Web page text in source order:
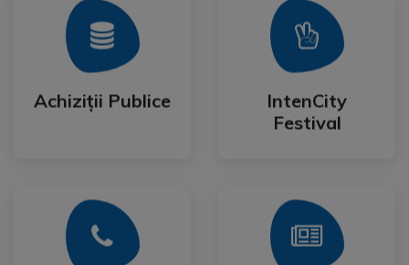
Achiziții Publice
Achiziții Publice
Mai Mult
IntenCity
Festival
IntenCity
Festival
Mai Mult
Mai Mult Mai Mult